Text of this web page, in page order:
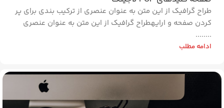
طراح گرافیک از این متن به عنوان عنصری از ترکیب بندی برای پر
کردن صفحه و ارایهطراح گرافیک از این متن به عنوان عنصری
........
ادامه مطلب